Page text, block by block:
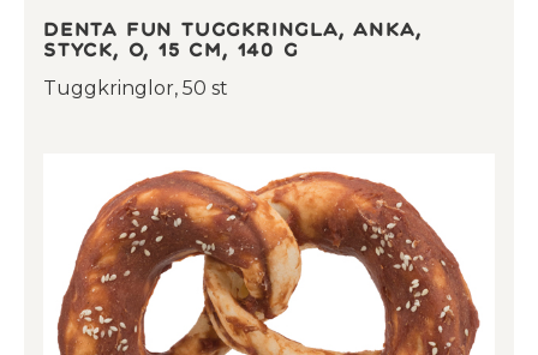
Denta Fun Tuggkringla, anka,
Styck, o, 15 cm, 140 g
Tuggkringlor, 50 st